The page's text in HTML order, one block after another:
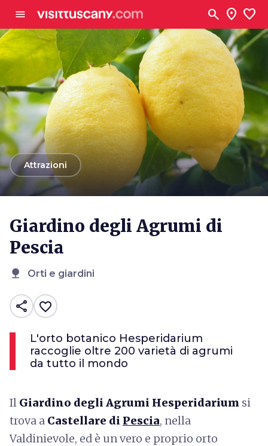
menu search location_on favorite
arrow_backAttrazioni
Giardino degli Agrumi di
Pescia
nature Orti e giardini
share favorite_border
L'orto botanico Hesperidarium
raccoglie oltre 200 varietà di agrumi
da tutto il mondo
Il Giardino degli Agrumi Hesperidarium si
trova a Castellare di Pescia, nella
Valdinievole, ed è un vero e proprio orto